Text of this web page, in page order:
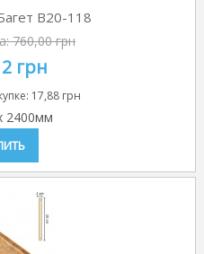
B20-118
760,00 грн
грн
17,88 грн
2400мм